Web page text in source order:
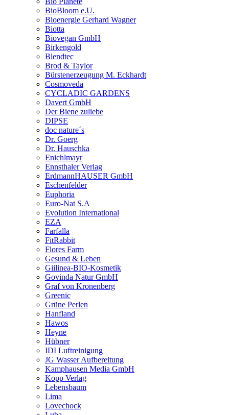
BioBloom e.U.
Bioenergie Gerhard Wagner
Biotta
Biovegan GmbH
Birkengold
Blendtec
Brod & Taylor
Bürstenerzeugung M. Eckhardt
Cosmoveda
CYCLADIC GARDENS
Davert GmbH
Der Biene zuliebe
DIPSE
doc nature´s
Dr. Goerg
Dr. Hauschka
Enichlmayr
Ennsthaler Verlag
ErdmannHAUSER GmbH
Eschenfelder
Euphoria
Euro-Nat S.A
Evolution International
EZA
Farfalla
FitRabbit
Flores Farm
Gesund & Leben
Giilinea-BIO-Kosmetik
Govinda Natur GmbH
Graf von Kronenberg
Greenic
Grüne Perlen
Hanfland
Hawos
Heyne
Hübner
IDI Luftreinigung
JG Wasser Aufbereitung
Kamphausen Media GmbH
Kopp Verlag
Lebensbaum
Lima
Lovechock